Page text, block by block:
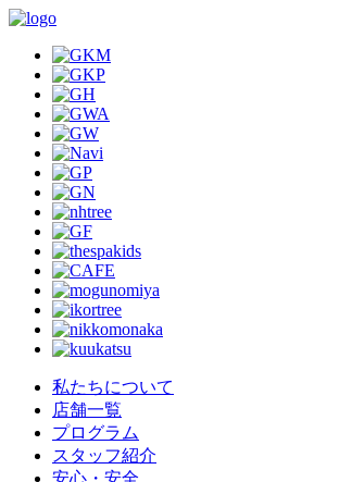
私たちについて
店舗一覧
プログラム
スタッフ紹介
安心・安全